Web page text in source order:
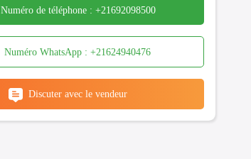
Numéro de téléphone :+21692098500
Numéro WhatsApp : +21624940476
Discuter avec le vendeur